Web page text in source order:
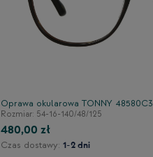
Oprawa okularowa TONNY 48580C3
Rozmiar: 54-16-140/48/125
480,00 zł
Czas dostawy: 1-2 dni